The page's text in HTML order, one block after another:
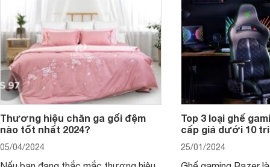
Thương hiệu chăn ga gối đệm
nào tốt nhất 2024?
05/04/2024
Top 3 loại ghế
cấp giá dưới 10
25/01/2024